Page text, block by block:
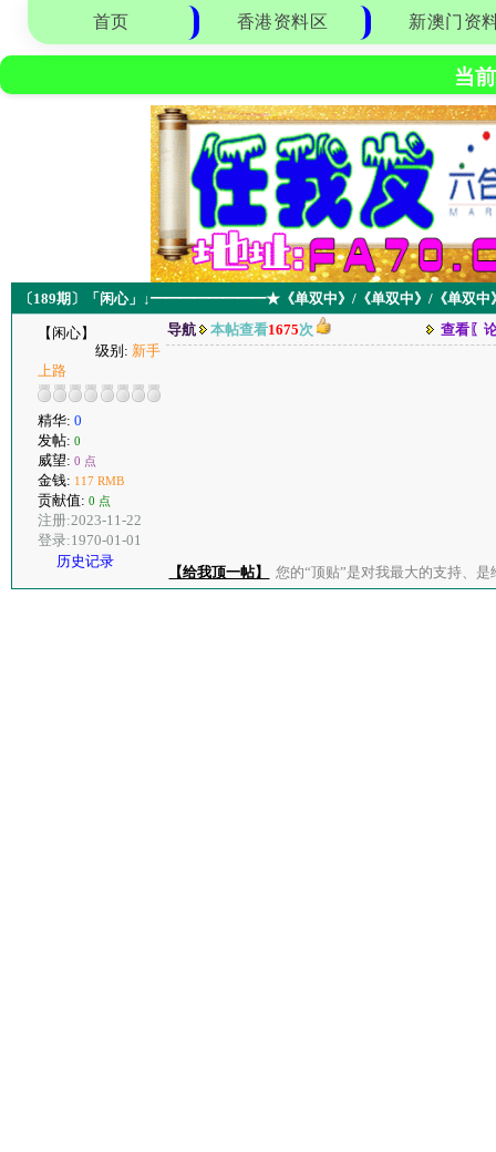
首页 香港资料区 新澳门资
当
〔189期〕「闲心」↓━━━━━━━━★《单双中》/《单双中》/《
【闲心】
级别: 新手
上路
精华: 0
发帖: 0
威望: 0 点
金钱: 117 RMB
贡献值: 0 点
注册:2023-11-22
登录:1970-01-01
历史记录
导航 本帖查看1675次 查看〖
【给我顶一帖】 您的“顶贴”是对我最大的支持、